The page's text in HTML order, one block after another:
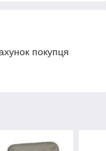
покупця